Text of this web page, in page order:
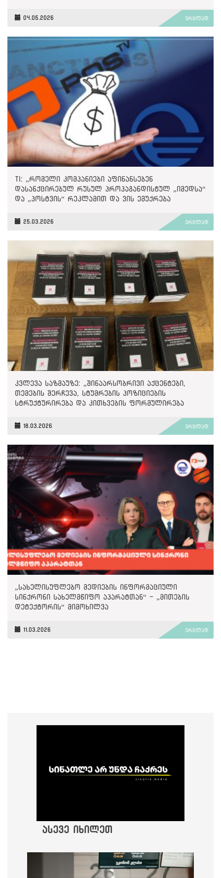
04.05.2026 ვრცლად
TI: „რომელი კომპანიები აფინანსებენ
დასანქცირებულ რუსულ პროპაგანდისტულ „იმედსა“
და „პოსტვის“ რეკლამით და ვის ემუქრება
25.03.2026 ვრცლად
კვლევა საზმაუზე: „შინაარსობრივი აქცენტები,
თემების შერჩევა, სტუმრების პოზიციების
სტრუქტურირება და კითხვების ფორმულირება
პოლიტიკასა და ნარატივებთან“
18.03.2026 ვრცლად
„სახელისუფლებო მედიების ინფორმაციული
სინქრონი სახელმწიფო აპარატთან“ - „მითების
დეტექტორის“ მიმოხილვა
11.03.2026 ვრცლად
ასევე იხილეთ